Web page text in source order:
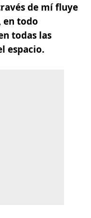
de mí fluye
en todo
todas las
espacio.